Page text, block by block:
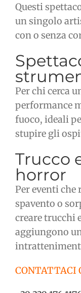
Questi
un singolo
con o senza
Per chi cerca
performance
fuoco, ideali
stupire gli
Trucco
horror
Per eventi
spavento o
creare trucchi
aggiungono
CONTATTACI